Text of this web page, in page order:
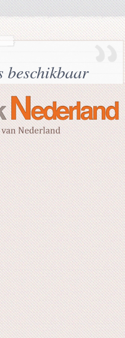
beschikbaar